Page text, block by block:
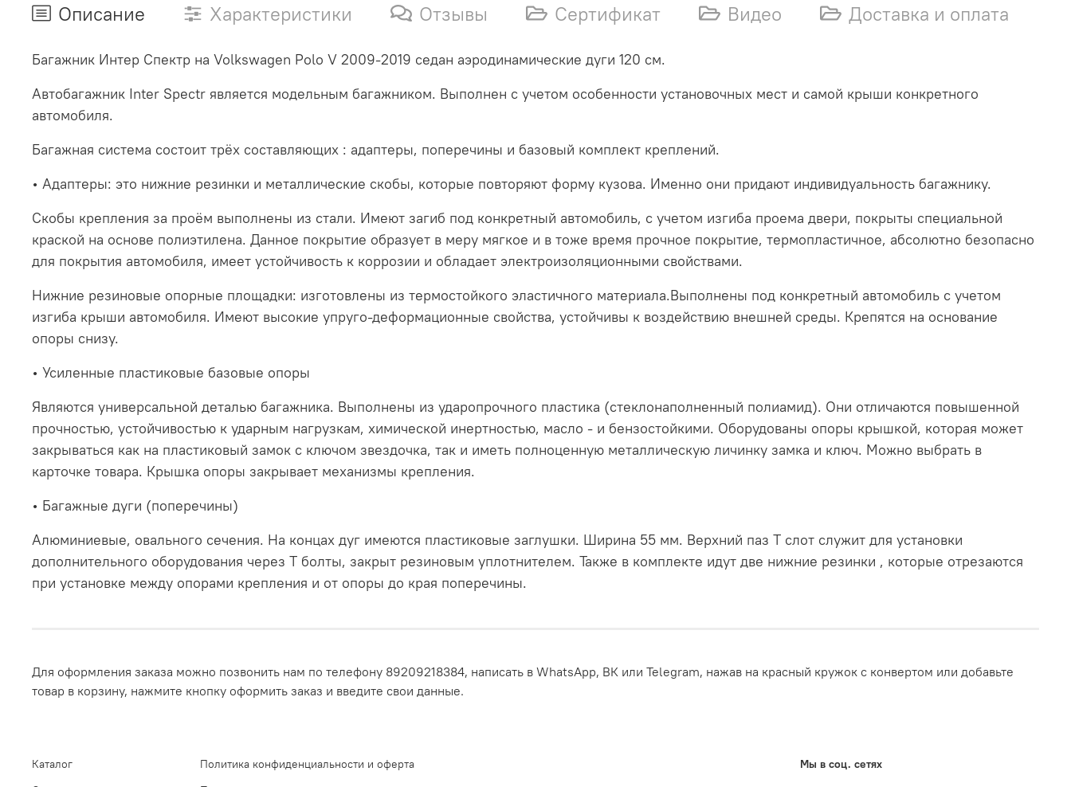
Описание Характеристики Отзывы Сертификат Видео Доставка и оплата
Багажник Интер Спектр на Volkswagen Polo V 2009-2019 седан аэродинамические дуги 120 см.
Автобагажник Inter Spectr является модельным багажником. Выполнен с учетом особенности установочных мест и самой крыши конкретного
автомобиля.
Багажная система состоит трёх составляющих : адаптеры, поперечины и базовый комплект креплений.
• Адаптеры: это нижние резинки и металлические скобы, которые повторяют форму кузова. Именно они придают индивидуальность багажнику.
Скобы крепления за проём выполнены из стали. Имеют загиб под конкретный автомобиль, с учетом изгиба проема двери, покрыты специальной
краской на основе полиэтилена. Данное покрытие образует в меру мягкое и в тоже время прочное покрытие, термопластичное, абсолютно безопасно
для покрытия автомобиля, имеет устойчивость к коррозии и обладает электроизоляционными свойствами.
Нижние резиновые опорные площадки: изготовлены из термостойкого эластичного материала.Выполнены под конкретный автомобиль с учетом
изгиба крыши автомобиля. Имеют высокие упруго-деформационные свойства, устойчивы к воздействию внешней среды. Крепятся на основание
опоры снизу.
• Усиленные пластиковые базовые опоры
Являются универсальной деталью багажника. Выполнены из ударопрочного пластика (стеклонаполненный полиамид). Они отличаются повышенной
прочностью, устойчивостью к ударным нагрузкам, химической инертностью, масло - и бензостойкими. Оборудованы опоры крышкой, которая может
закрываться как на пластиковый замок с ключом звездочка, так и иметь полноценную металлическую личинку замка и ключ. Можно выбрать в
карточке товара. Крышка опоры закрывает механизмы крепления.
• Багажные дуги (поперечины)
Алюминиевые, овального сечения. На концах дуг имеются пластиковые заглушки. Ширина 55 мм. Верхний паз Т слот служит для установки
дополнительного оборудования через Т болты, закрыт резиновым уплотнителем. Также в комплекте идут две нижние резинки , которые отрезаются
при установке между опорами крепления и от опоры до края поперечины.
Для оформления заказа можно позвонить нам по телефону 89209218384, написать в WhatsApp, ВК или Telegram, нажав на красный кружок с конвертом или добавьте
товар в корзину, нажмите кнопку оформить заказ и введите свои данные.
Каталог
Политика конфиденциальности и оферта
Мы в соц. сетях